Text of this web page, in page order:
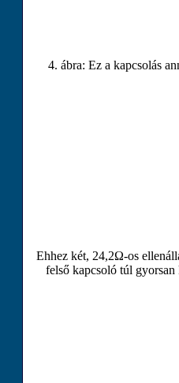
4. ábra: Ez a kapcsolás
Ehhez két, 24,2Ω-os
felső kapcsoló túl